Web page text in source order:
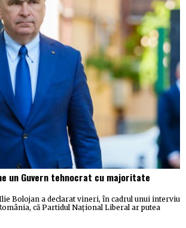
un Guvern tehnocrat cu majoritate
Bolojan a declarat vineri, în cadrul unui interviu
că Partidul Național Liberal ar putea